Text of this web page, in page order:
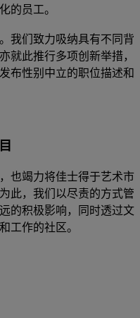
的员工。
我们致力吸纳具有不同背
就此推行多项创新举措，
布性别中立的职位描述和
也竭力将佳士得于艺术市
此，我们以尽责的方式管
的积极影响，同时透过文
工作的社区。